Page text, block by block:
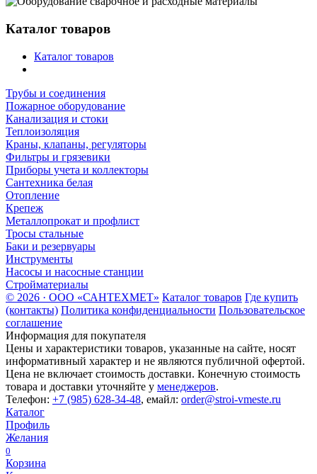
Каталог товаров
Каталог товаров
Трубы и соединения
Пожарное оборудование
Канализация и стоки
Теплоизоляция
Краны, клапаны, регуляторы
Фильтры и грязевики
Приборы учета и коллекторы
Сантехника белая
Отопление
Крепеж
Металлопрокат и профлист
Тросы стальные
Баки и резервуары
Инструменты
Насосы и насосные станции
Стройматериалы
© 2026 · ООО «САНТЕХМЕТ» Каталог товаров Где купить
(контакты) Политика конфиденциальности Пользовательское
соглашение
Информация для покупателя
Цены и характеристики товаров, указанные на сайте, носят
информативный характер и не являются публичной офертой.
Цена не включает стоимость доставки. Конечную стоимость
товара и доставки уточняйте у менеджеров.
Телефон: +7 (985) 628-34-48, емайл: order@stroi-vmeste.ru
Каталог
Профиль
Желания
0
Корзина